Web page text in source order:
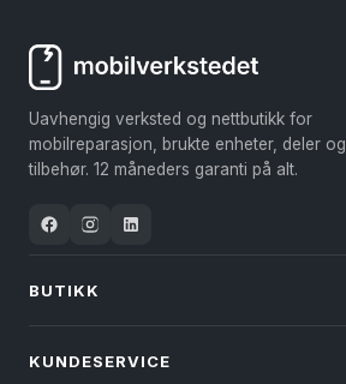
Alternativene
kan
velges
på
Uavhengig verksted og nettbutikk for
mobilreparasjon, brukte enheter, deler og
tilbehør. 12 måneders garanti på alt.
BUTIKK
KUNDESERVICE